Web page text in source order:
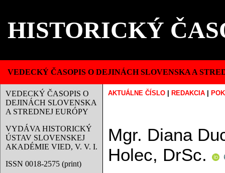
HISTORICKÝ
VEDECKÝ ČASOPIS O DEJINÁCH SLOVENSKA A
VEDECKÝ ČASOPIS O
DEJINÁCH SLOVENSKA
A STREDNEJ EURÓPY
VYDÁVA HISTORICKÝ
ÚSTAV SLOVENSKEJ
AKADÉMIE VIED, V. V. I.
ISSN 0018-2575 (print)
AKTUÁLNE ČÍSLO REDAKCIA
Mgr. Diana
Holec, DrSc.